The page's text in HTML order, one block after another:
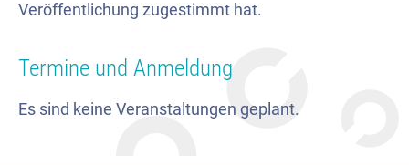
Veröffentlichung zugestimmt hat.
Termine und Anmeldung
Es sind keine Veranstaltungen geplant.